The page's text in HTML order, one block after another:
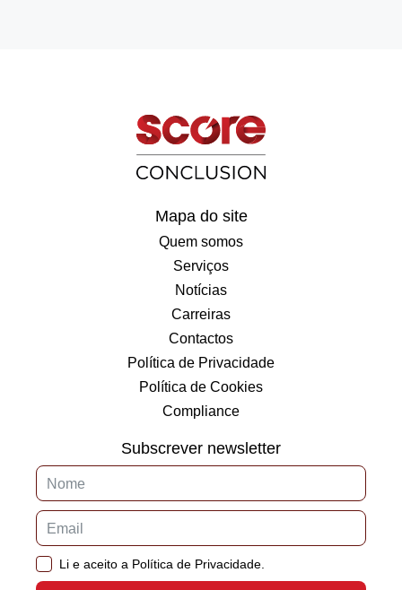
Mapa do site
Quem somos
Serviços
Notícias
Carreiras
Contactos
Política de Privacidade
Política de Cookies
Compliance
Subscrever newsletter
Li e aceito a Política de Privacidade.